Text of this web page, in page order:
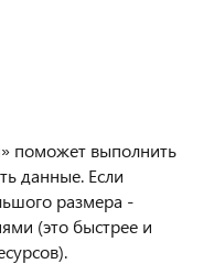
поможет выполнить
данные. Если
размера -
(это быстрее и